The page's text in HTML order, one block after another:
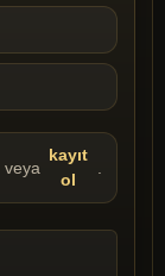
veya
kayıt
ol